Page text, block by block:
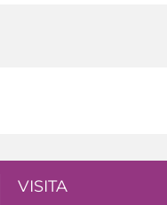
VISITA